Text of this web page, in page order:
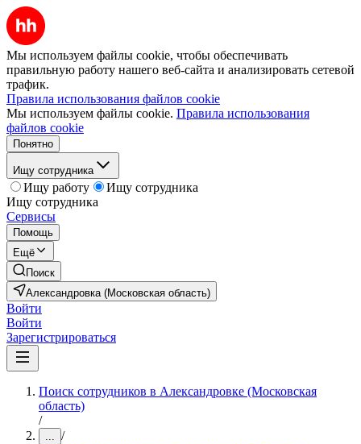
Мы используем файлы cookie, чтобы обеспечивать
правильную работу нашего веб-сайта и анализировать сетевой
трафик.
Правила использования файлов cookie
Мы используем файлы cookie. Правила использования
файлов cookie
Понятно
Ищу сотрудника
Ищу работу
Ищу сотрудника
Ищу сотрудника
Сервисы
Помощь
Ещё
Поиск
Александровка (Московская область)
Войти
Войти
Зарегистрироваться
Поиск сотрудников в Александровке (Московская
область)
/
... /